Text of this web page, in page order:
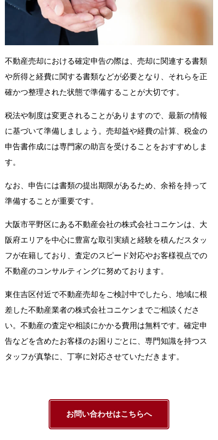
不動産売却における確定申告の際は、売却に関連する書類
や所得と経費に関する書類などが必要となり、それらを正
確かつ整理された状態で準備することが大切です。
税法や制度は変更されることがありますので、最新の情報
に基づいて準備しましょう。売却益や経費の計算、税金の
申告書作成には専門家の助言を受けることをおすすめしま
す。
なお、申告には書類の提出期限があるため、余裕を持って
準備することが重要です。
大阪市平野区にある不動産会社の株式会社コニケンは、大
阪府エリアを中心に豊富な取引実績と経験を積んだスタッ
フが在籍しており、査定のスピード対応やお客様視点での
不動産のコンサルティングに努めております。
東住吉区付近で不動産売却をご検討中でしたら、地域に根
差した不動産業者の株式会社コニケンまでご相談くださ
い。不動産の査定や相談にかかる費用は無料です。確定申
告などを含めたお客様のお困りごとに、専門知識を持つス
タッフが真摯に、丁寧に対応させていただきます。
お問い合わせはこちらへ